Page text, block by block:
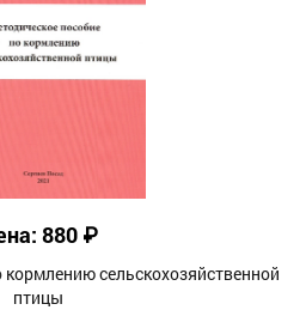
880 ₽
сельскохозяйственной
птицы